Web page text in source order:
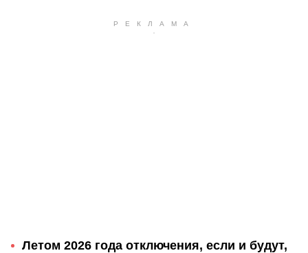
Летом 2026 года отключения, если и будут,